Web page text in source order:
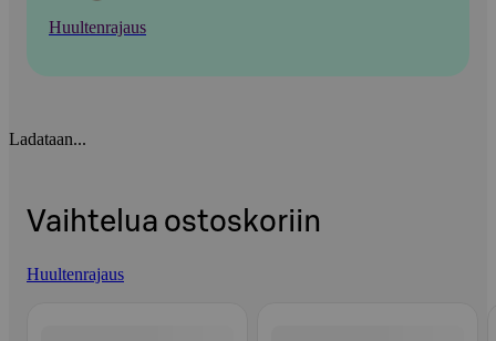
Huultenrajaus
Ladataan...
Vaihtelua ostoskoriin
Huultenrajaus